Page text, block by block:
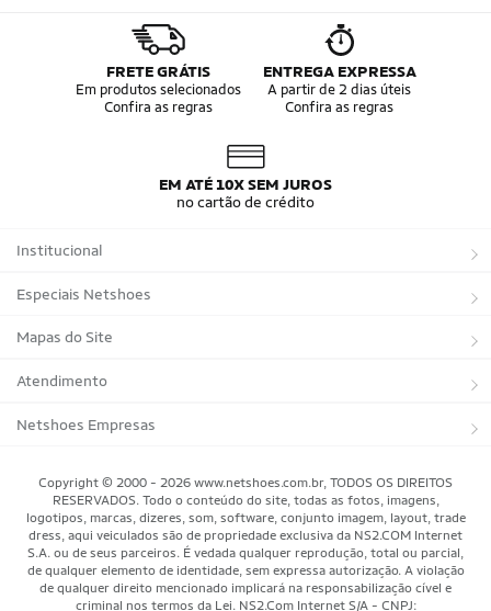
FRETE GRÁTIS
Em produtos selecionados
Confira as regras
ENTREGA EXPRESSA
A partir de 2 dias úteis
Confira as regras
EM ATÉ 10X SEM JUROS
no cartão de crédito
Institucional
Sobre a Netshoes
Política de Privacidade
Programa de Afiliados
Regulamentos
Programa de Integridade
Blog
Black Friday Magalu
Especiais Netshoes
Suplementos
Corrida
Bicicletas
Basquete
Motorsport
Mapas do Site
Marcas
Tipos de Produtos
Atendimento
Trocas e devoluções
Minha Conta
Meus Pedidos
Pagamentos
Netshoes Empresas
Copyright © 2000 - 2026 www.netshoes.com.br, TODOS OS DIREITOS
RESERVADOS. Todo o conteúdo do site, todas as fotos, imagens,
logotipos, marcas, dizeres, som, software, conjunto imagem, layout, trade
dress, aqui veiculados são de propriedade exclusiva da NS2.COM Internet
S.A. ou de seus parceiros. É vedada qualquer reprodução, total ou parcial,
de qualquer elemento de identidade, sem expressa autorização. A violação
de qualquer direito mencionado implicará na responsabilização cível e
criminal nos termos da Lei. NS2.Com Internet S/A - CNPJ: